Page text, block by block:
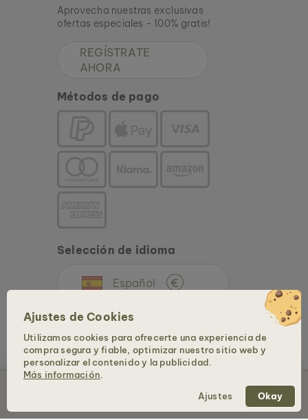
Ajustes de Cookies
Utilizamos cookies para ofrecerte una experiencia de
compra segura y fiable, optimizar nuestro sitio web y
personalizar el contenido y la publicidad.
Más información
Ajustes
Okay
Aprovecha nuestras exclusivas
ofertas especiales - 100% gratis!
REGÍSTRATE
AHORA
Métodos de pago
Selección de idioma
Español €
Copyright © 2026 Holzkern - una marca de Time for Nature GmbH. Todos los
Añadir al carrito – 229 €